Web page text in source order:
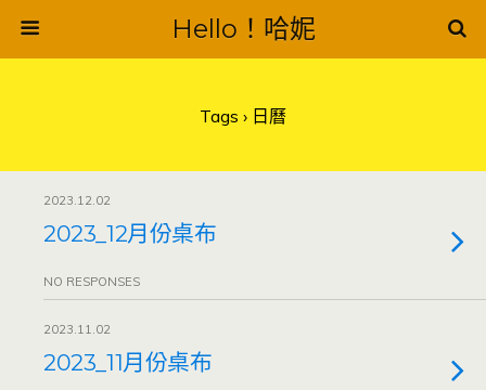
Hello！哈妮
Tags › 日曆
2023.12.02
2023_12月份桌布
NO RESPONSES
2023.11.02
2023_11月份桌布